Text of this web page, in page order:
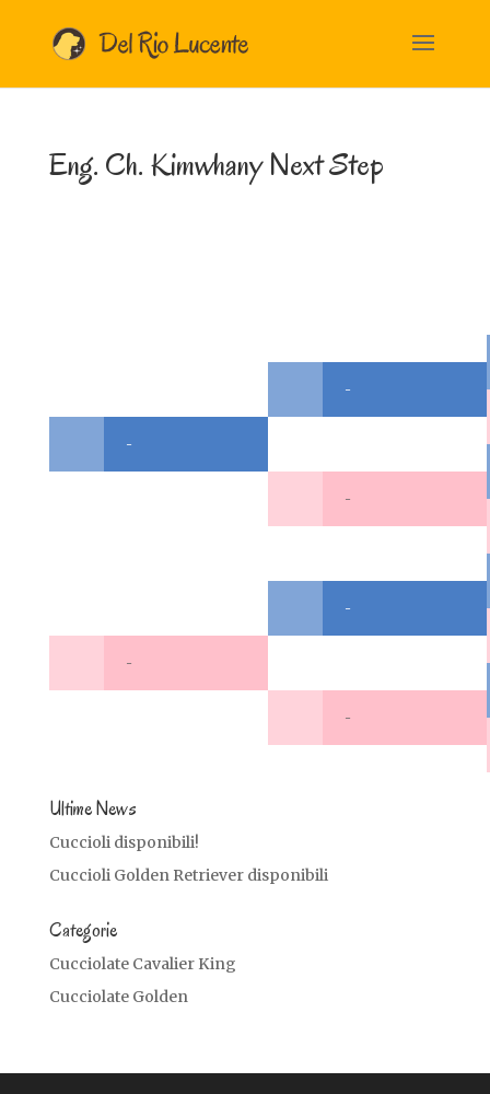
Eng. Ch. Kimwhany Next Step
-
-
-
-
-
-
Ultime News
Cuccioli disponibili!
Cuccioli Golden Retriever disponibili
Categorie
Cucciolate Cavalier King
Cucciolate Golden